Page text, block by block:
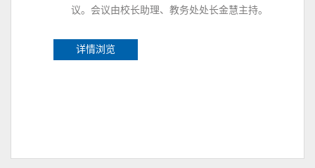
议。会议由校长助理、教务处处长金慧主持。
详情浏览